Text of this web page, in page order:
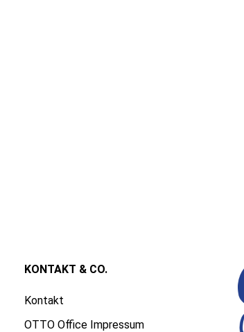
KONTAKT & CO.
Kontakt
OTTO Office Impressum